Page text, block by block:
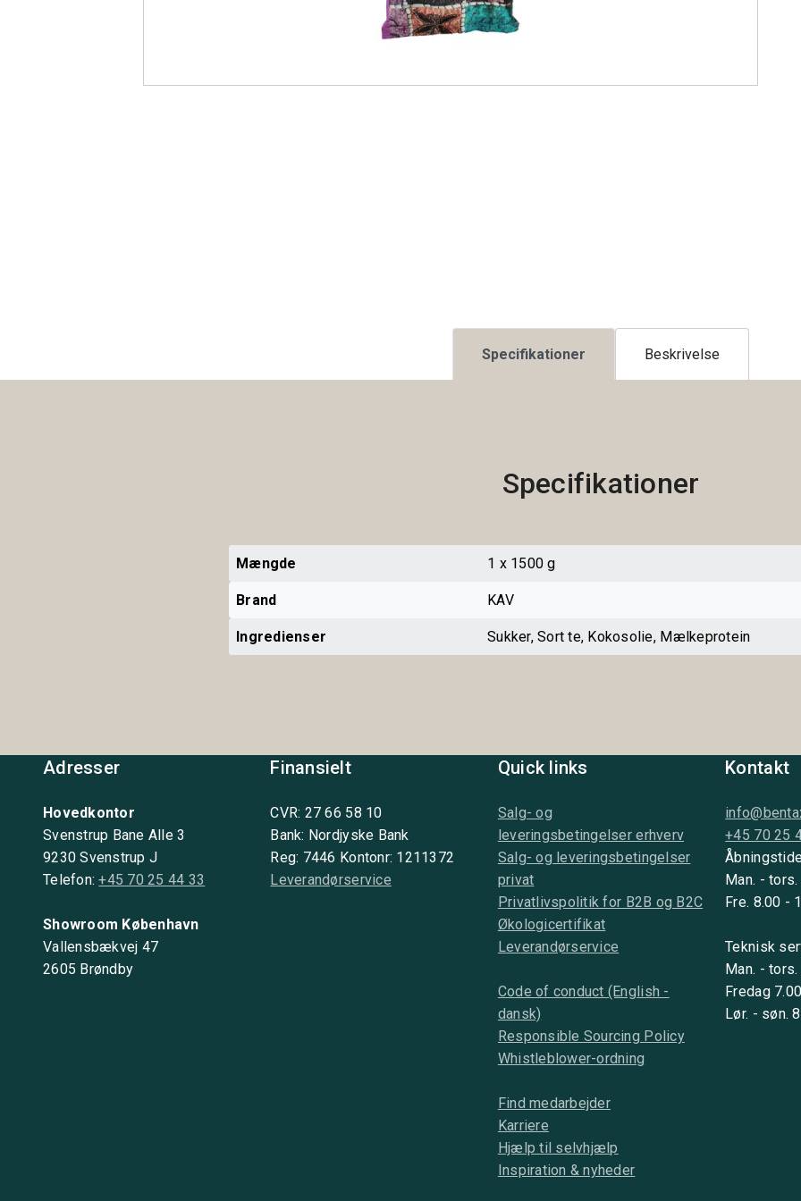
Specifikationer Beskrivelse
Specifikationer
Mængde 1 x 1500 g
Brand KAV
Ingredienser Sukker, Sort te, Kokosolie, Mælkeprotein
Adresser
Hovedkontor
Svenstrup Bane Alle 3
9230 Svenstrup J
Telefon:+45 70 25 44 33
Showroom København
Vallensbækvej 47
2605 Brøndby
Finansielt
CVR: 27 66 58 10
Bank: Nordjyske Bank
Reg: 7446 Kontonr: 1211372
Leverandørservice
Quick links
Salg- og
leveringsbetingelser erhverv
Salg- og leveringsbetingelser
privat
Privatlivspolitik for B2B og B2C
Økologicertifikat
Leverandørservice
Code of conduct (English -
dansk)
Responsible Sourcing Policy
Whistleblower-ordning
Find medarbejder
Karriere
Hjælp til selvhjælp
Inspiration & nyheder
Kontakt
+45 70 25
Man. -
Fre. 8.00 -
Teknisk
Man. -
Fredag
Lør. - søn.